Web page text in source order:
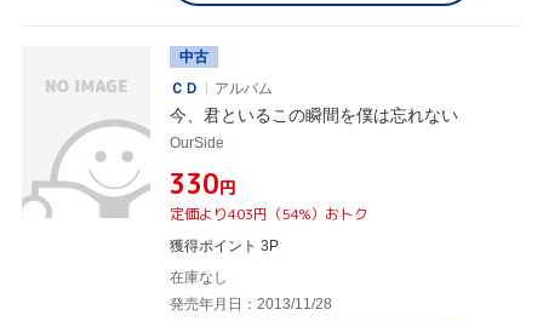
中古
ＣＤ
アルバム
今、君といるこの瞬間を僕は忘れない
OurSide
¥330円
定価より403円（54%）おトク
獲得ポイント 3P
在庫なし
発売年月日：2013/11/28